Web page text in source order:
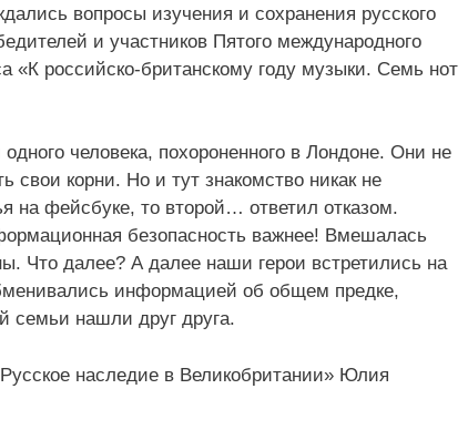
вопросы изучения и сохранения русского
и участников Пятого международного
«К российско-британскому году музыки. Семь нот
человека, похороненного в Лондоне. Они не
свои корни. Но и тут знакомство никак не
на фейсбуке, то второй… ответил отказом.
безопасность важнее! Вмешалась
Что далее? А далее наши герои встретились на
информацией об общем предке,
нашли друг друга.
наследие в Великобритании» Юлия